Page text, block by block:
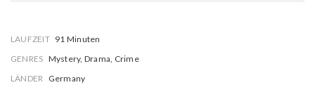
LAUFZEIT 91 Minuten
GENRES Mystery, Drama, Crime
LÄNDER Germany